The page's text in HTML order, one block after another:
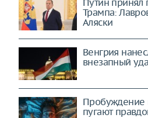
Путин
Трампа:
Аляски
Венгрия
внезапный
Пробуждение
пугают